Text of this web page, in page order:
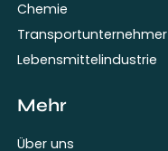
Chemie
Transportunternehmer
Lebensmittelindustrie
Mehr
Über uns